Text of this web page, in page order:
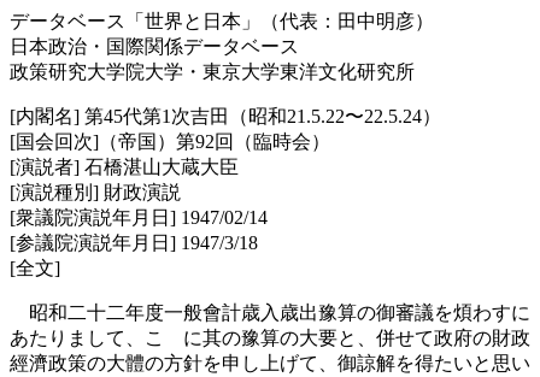
データベース「世界と日本」（代表：田中明彦）
日本政治・国際関係データベース
政策研究大学院大学・東京大学東洋文化研究所
[内閣名] 第45代第1次吉田（昭和21.5.22〜22.5.24）
[国会回次]（帝国）第92回（臨時会）
[演説者] 石橋湛山大蔵大臣
[演説種別] 財政演説
[衆議院演説年月日] 1947/02/14
[参議院演説年月日] 1947/3/18
[全文]
昭和二十二年度一般會計歳入歳出豫算の御審議を煩わすに
あたりまして、こゝに其の豫算の大要と、併せて政府の財政
經濟政策の大體の方針を申し上げて、御諒解を得たいと思い